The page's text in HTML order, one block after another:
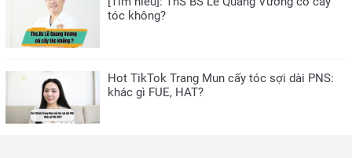
tóc không?
Hot TikTok Trang Mun cấy tóc sợi dài PNS:
khác gì FUE, HAT?